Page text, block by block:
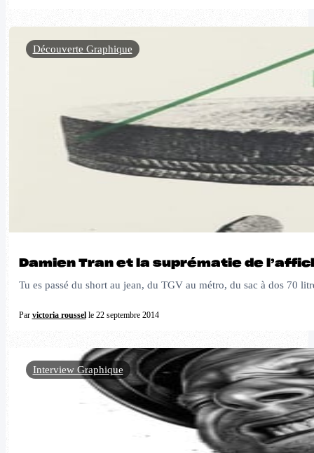
Damien Tran et la suprématie de
Tu es passé du short au jean, du TGV au métro, du sac à dos 70
Par victoria rousselle 22 septembre 2014
Découverte Graphique
Interview Graphique